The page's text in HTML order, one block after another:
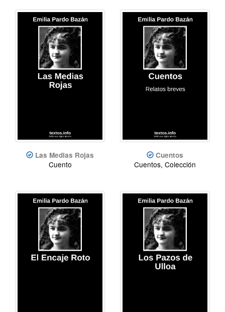
Las Medias Rojas
Cuento
Cuentos
Cuentos, Colección